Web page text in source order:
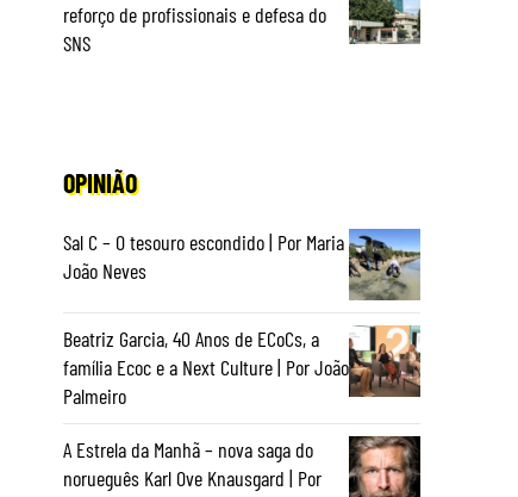
reforço de profissionais e defesa do
SNS
OPINIÃO
Sal C – O tesouro escondido | Por Maria
João Neves
Beatriz Garcia, 40 Anos de ECoCs, a
família Ecoc e a Next Culture | Por João
Palmeiro
A Estrela da Manhã – nova saga do
norueguês Karl Ove Knausgard | Por